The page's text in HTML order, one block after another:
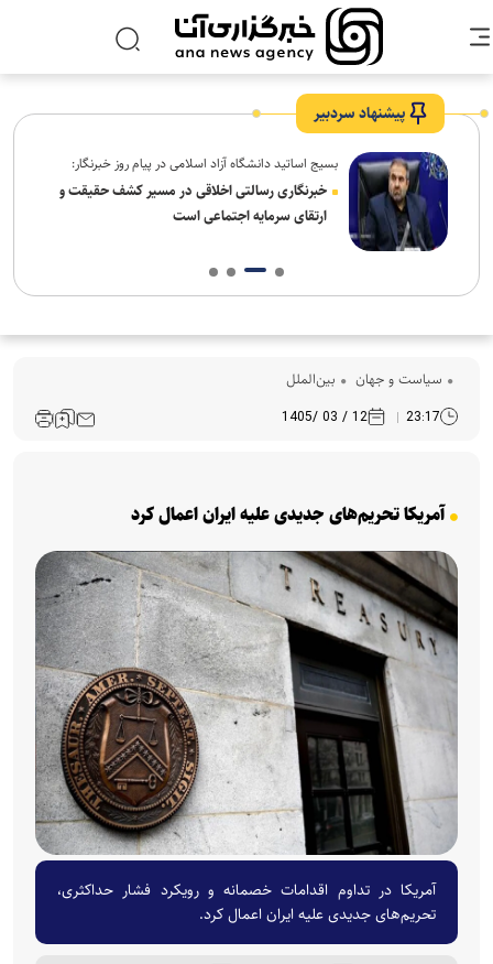
پیشنهاد سردبیر
بسیج اساتید دانشگاه آزاد اسلامی در پیام روز خبرنگار:
خبرنگاری رسالتی اخلاقی در مسیر کشف حقیقت و
ارتقای سرمایه اجتماعی است
سیاست و جهان بین‌الملل
23:17
12 / 03 /1405
آمریکا تحریم‌های جدیدی علیه ایران اعمال کرد
آمریکا در تداوم اقدامات خصمانه و رویکرد فشار حداکثری،
تحریم‌های جدیدی علیه ایران اعمال کرد.